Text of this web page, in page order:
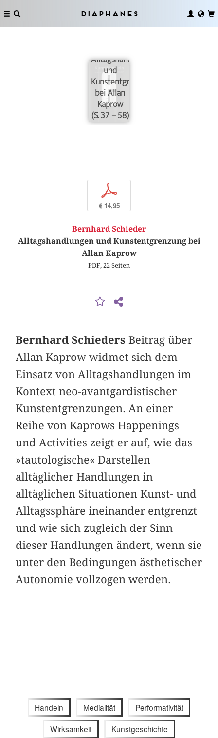
Diaphanes
Alltagshandlungen
und
Kunstentgrenzung
bei Allan
Kaprow
(S. 37 – 58)
p
€ 14,95
Bernhard Schieder
Alltagshandlungen und Kunstentgrenzung bei
Allan Kaprow
PDF, 22 Seiten
Bernhard Schieders Beitrag über
Allan Kaprow widmet sich dem
Einsatz von Alltagshandlungen im
Kontext neo-avantgardistischer
Kunstentgrenzungen. An einer
Reihe von Kaprows Happenings
und Activities zeigt er auf, wie das
»tautologische« Darstellen
alltäglicher Handlungen in
alltäglichen Situationen Kunst- und
Alltagssphäre ineinander entgrenzt
und wie sich zugleich der Sinn
dieser Handlungen ändert, wenn sie
unter den Bedingungen ästhetischer
Autonomie vollzogen werden.
Handeln Medialität Performativität
Wirksamkeit Kunstgeschichte